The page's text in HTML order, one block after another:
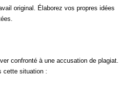
original. Élaborez vos propres idées
confronté à une accusation de plagiat.
cette situation :